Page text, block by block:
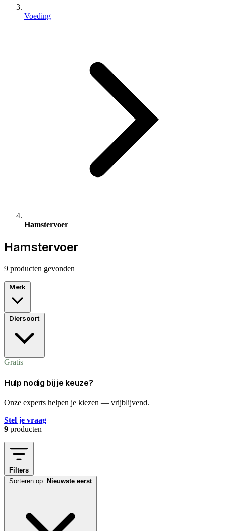
Voeding
Hamstervoer
Hamstervoer
9 producten gevonden
Merk
Diersoort
Gratis
Hulp nodig bij je keuze?
Onze experts helpen je kiezen — vrijblijvend.
Stel je vraag
9 producten
Filters
Sorteren op: Nieuwste eerst